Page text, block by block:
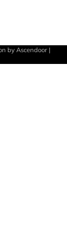
by Ascendoor|